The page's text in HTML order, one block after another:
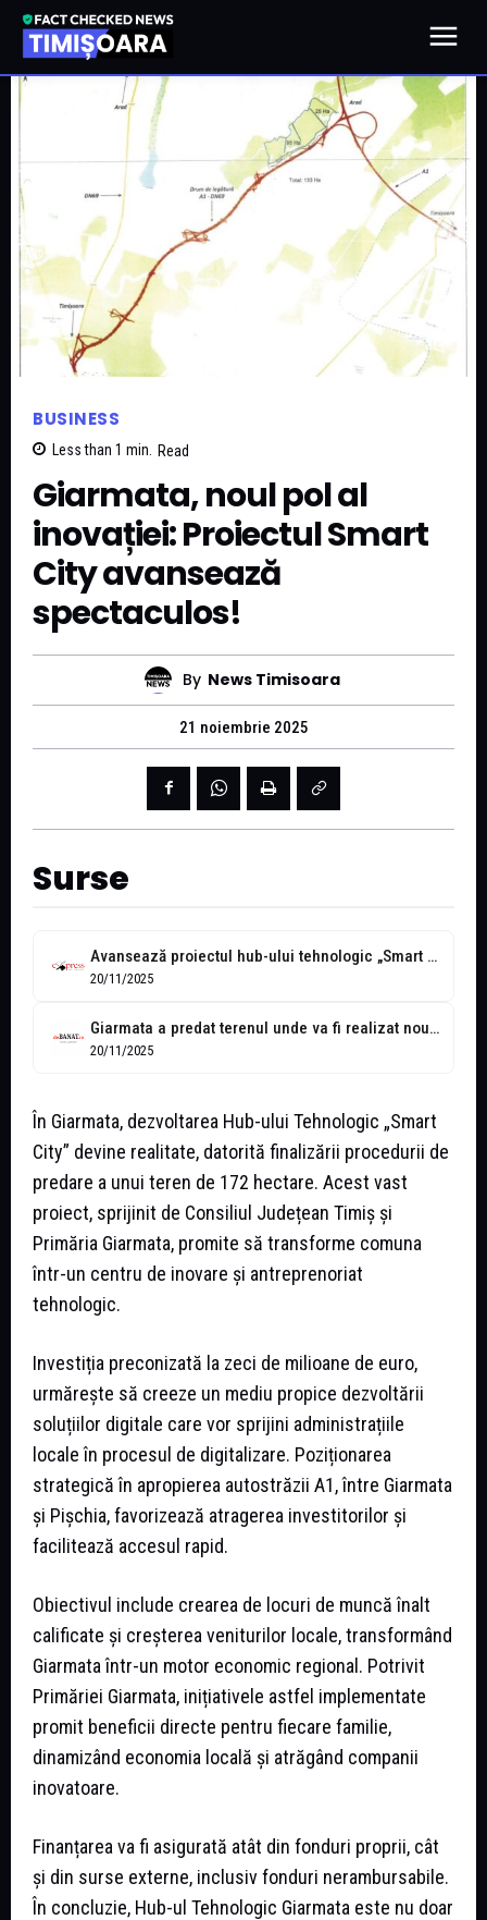
BUSINESS
Less than 1 min. Read
Giarmata, noul pol al
inovației: Proiectul Smart
City avansează
spectaculos!
By News Timisoara
21 noiembrie 2025
Surse
Avansează proiectul hub-ului tehnologic „Smart City” din Giarmata
20/11/2025
Giarmata a predat terenul unde va fi realizat noul proiect Hub Tehnologic...
20/11/2025
În Giarmata, dezvoltarea Hub-ului Tehnologic „Smart
City” devine realitate, datorită finalizării procedurii de
predare a unui teren de 172 hectare. Acest vast
proiect, sprijinit de Consiliul Județean Timiș și
Primăria Giarmata, promite să transforme comuna
într-un centru de inovare și antreprenoriat
tehnologic.
Investiția preconizată la zeci de milioane de euro,
urmărește să creeze un mediu propice dezvoltării
soluțiilor digitale care vor sprijini administrațiile
locale în procesul de digitalizare. Poziționarea
strategică în apropierea autostrăzii A1, între Giarmata
și Pișchia, favorizează atragerea investitorilor și
facilitează accesul rapid.
Obiectivul include crearea de locuri de muncă înalt
calificate și creșterea veniturilor locale, transformând
Giarmata într-un motor economic regional. Potrivit
Primăriei Giarmata, inițiativele astfel implementate
promit beneficii directe pentru fiecare familie,
dinamizând economia locală și atrăgând companii
inovatoare.
Finanțarea va fi asigurată atât din fonduri proprii, cât
și din surse externe, inclusiv fonduri nerambursabile.
În concluzie, Hub-ul Tehnologic Giarmata este nu doar